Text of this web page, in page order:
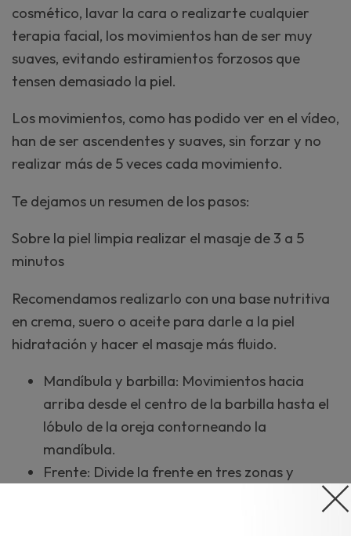
cosmético, lavar la cara o realizarte cualquier
terapia facial, los movimientos han de ser muy
suaves, evitando estiramientos forzosos que
tensen demasiado la piel.
Los movimientos, como has podido ver en el vídeo,
han de ser ascendentes y suaves, sin forzar y no
realizar más de 5 veces cada movimiento.
Te dejamos un resumen de los pasos:
Sobre la piel limpia realizar el masaje de 3 a 5
minutos
Recomendamos realizarlo con una base nutritiva
en crema, suero o aceite para darle a la piel
hidratación y hacer el masaje más fluido.
Mandíbula y barbilla: Movimientos hacia
arriba desde el centro de la barbilla hasta el
lóbulo de la oreja contorneando la
mandíbula.
Frente: Divide la frente en tres zonas y
realiza los movimientos desde el centro hacia